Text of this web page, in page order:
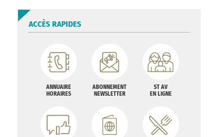
ACCÈS RAPIDES
ANNUAIRE
HORAIRES
ABONNEMENT
NEWSLETTER
ST AV
EN LIGNE